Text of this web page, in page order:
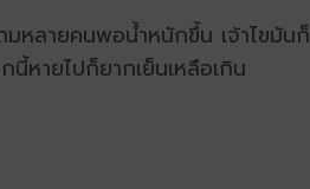
มหลายคนพอน้ำหนักขึ้น เจ้าไขมันก็
นี้หายไปก็ยากเย็นเหลือเกิน